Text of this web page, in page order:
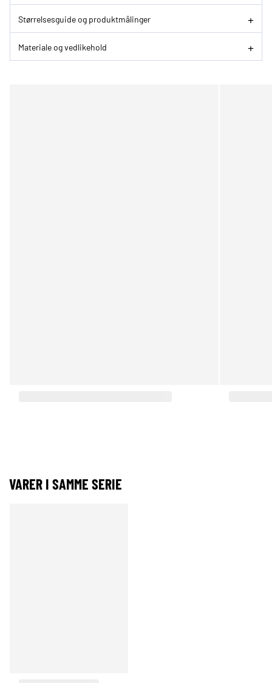
Størrelsesguide og produktmålinger
Materiale og vedlikehold
VARER I SAMME SERIE